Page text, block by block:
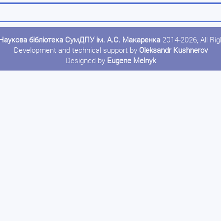
бібліотека СумДПУ ім. А.С. Макаренка 2014-2026, All
Development and technical support by Oleksandr Kushnerov
Designed by Eugene Melnyk